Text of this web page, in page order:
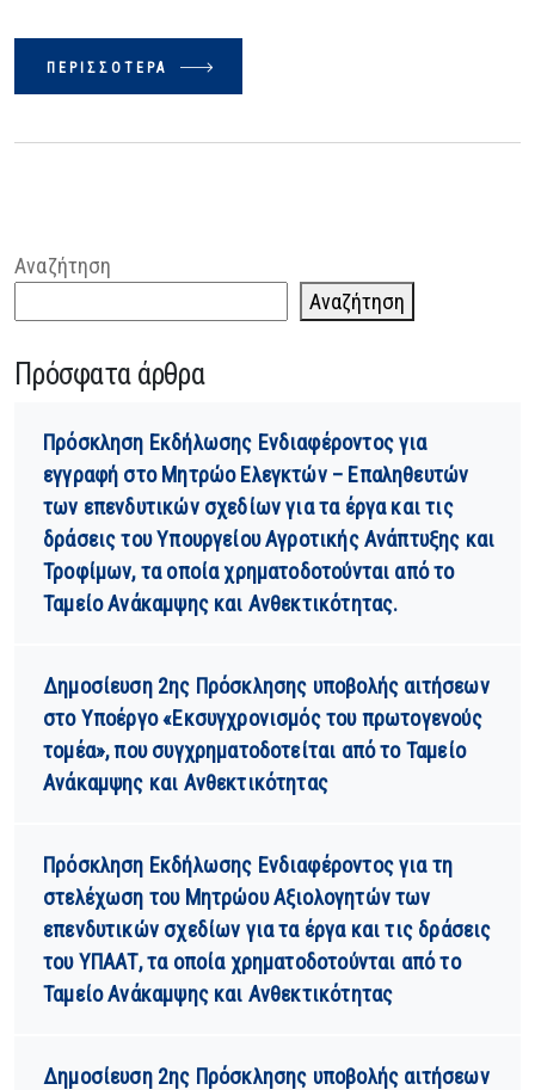
ΠΕΡΙΣΣΌΤΕΡΑ
Αναζήτηση
Αναζήτηση
Πρόσφατα άρθρα
Πρόσκληση Εκδήλωσης Ενδιαφέροντος για
εγγραφή στο Μητρώο Ελεγκτών – Επαληθευτών
των επενδυτικών σχεδίων για τα έργα και τις
δράσεις του Υπουργείου Αγροτικής Ανάπτυξης και
Τροφίμων, τα οποία χρηματοδοτούνται από το
Ταμείο Ανάκαμψης και Ανθεκτικότητας.
Δημοσίευση 2ης Πρόσκλησης υποβολής αιτήσεων
στο Υποέργο «Εκσυγχρονισμός του πρωτογενούς
τομέα», που συγχρηματοδοτείται από το Ταμείο
Ανάκαμψης και Ανθεκτικότητας
Πρόσκληση Εκδήλωσης Ενδιαφέροντος για τη
στελέχωση του Μητρώου Αξιολογητών των
επενδυτικών σχεδίων για τα έργα και τις δράσεις
του ΥΠΑΑΤ, τα οποία χρηματοδοτούνται από το
Ταμείο Ανάκαμψης και Ανθεκτικότητας
Δημοσίευση 2ης Πρόσκλησης υποβολής αιτήσεων